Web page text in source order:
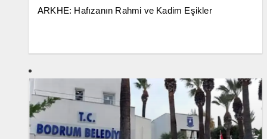
ARKHE: Hafızanın Rahmi ve Kadim Eşikler